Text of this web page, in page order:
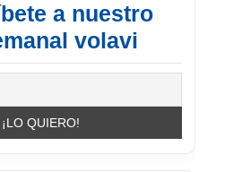
a nuestro
volavi